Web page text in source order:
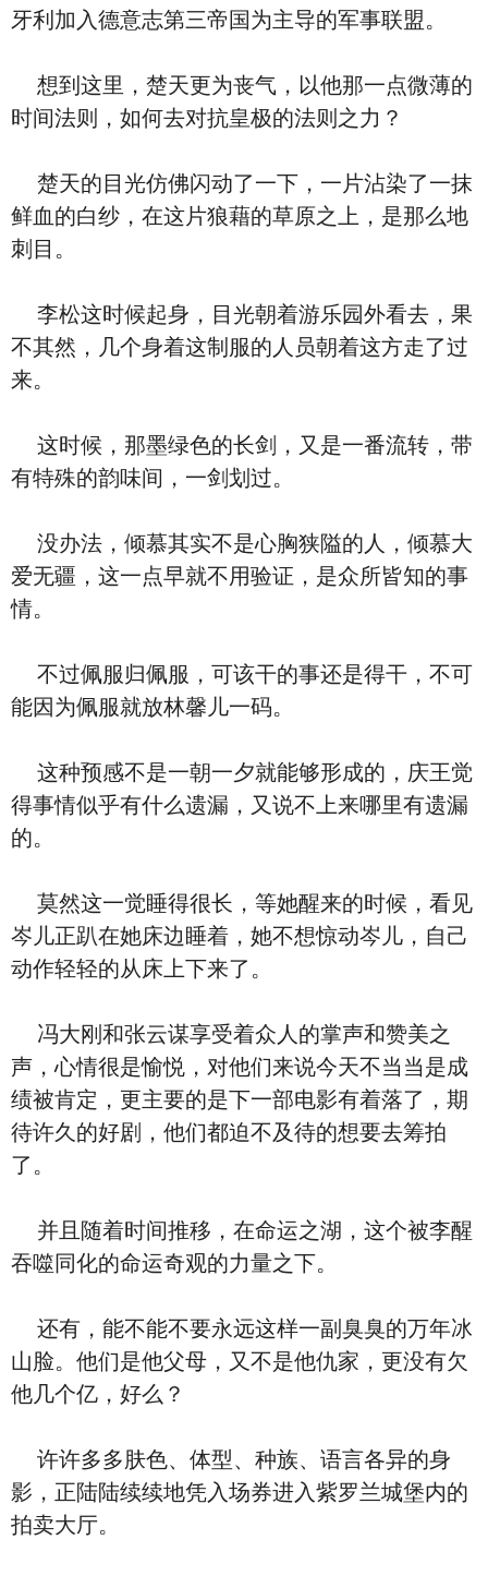
牙利加入德意志第三帝国为主导的军事联盟。
想到这里，楚天更为丧气，以他那一点微薄的
时间法则，如何去对抗皇极的法则之力？
楚天的目光仿佛闪动了一下，一片沾染了一抹
鲜血的白纱，在这片狼藉的草原之上，是那么地
刺目。
李松这时候起身，目光朝着游乐园外看去，果
不其然，几个身着这制服的人员朝着这方走了过
来。
这时候，那墨绿色的长剑，又是一番流转，带
有特殊的韵味间，一剑划过。
没办法，倾慕其实不是心胸狭隘的人，倾慕大
爱无疆，这一点早就不用验证，是众所皆知的事
情。
不过佩服归佩服，可该干的事还是得干，不可
能因为佩服就放林馨儿一码。
这种预感不是一朝一夕就能够形成的，庆王觉
得事情似乎有什么遗漏，又说不上来哪里有遗漏
的。
莫然这一觉睡得很长，等她醒来的时候，看见
岑儿正趴在她床边睡着，她不想惊动岑儿，自己
动作轻轻的从床上下来了。
冯大刚和张云谋享受着众人的掌声和赞美之
声，心情很是愉悦，对他们来说今天不当当是成
绩被肯定，更主要的是下一部电影有着落了，期
待许久的好剧，他们都迫不及待的想要去筹拍
了。
并且随着时间推移，在命运之湖，这个被李醒
吞噬同化的命运奇观的力量之下。
还有，能不能不要永远这样一副臭臭的万年冰
山脸。他们是他父母，又不是他仇家，更没有欠
他几个亿，好么？
许许多多肤色、体型、种族、语言各异的身
影，正陆陆续续地凭入场券进入紫罗兰城堡内的
拍卖大厅。